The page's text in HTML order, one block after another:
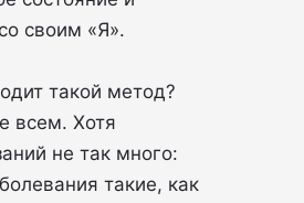
своим «Я».
такой метод?
всем. Хотя
не так много:
такие, как